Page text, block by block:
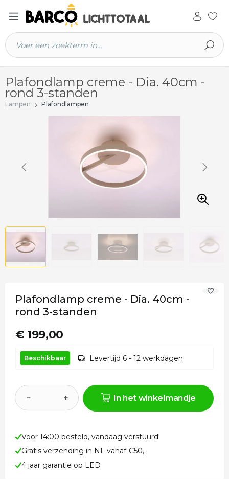
hoofdinhoud
Plafondlamp creme - Dia. 40cm -
rond 3-standen
Lampen Plafondlampen
Plafondlamp creme - Dia. 40cm -
rond 3-standen
€ 199,00
Beschikbaar Levertijd 6 - 12 werkdagen
− + In het winkelmandje
Voor 14:00 besteld, vandaag verstuurd!
Gratis verzending in NL vanaf €50,-
4 jaar garantie op LED